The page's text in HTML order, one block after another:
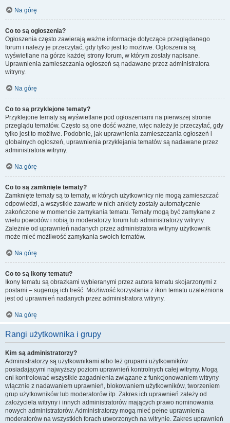
Na górę
Co to są ogłoszenia?
Ogłoszenia często zawierają ważne informacje dotyczące przeglądanego
forum i należy je przeczytać, gdy tylko jest to możliwe. Ogłoszenia są
wyświetlane na górze każdej strony forum, w którym zostały napisane.
Uprawnienia zamieszczania ogłoszeń są nadawane przez administratora
witryny.
Na górę
Co to są przyklejone tematy?
Przyklejone tematy są wyświetlane pod ogłoszeniami na pierwszej stronie
przeglądu tematów. Często są one dość ważne, więc należy je przeczytać, gdy
tylko jest to możliwe. Podobnie, jak uprawnienia zamieszczania ogłoszeń i
globalnych ogłoszeń, uprawnienia przyklejania tematów są nadawane przez
administratora witryny.
Na górę
Co to są zamknięte tematy?
Zamknięte tematy są to tematy, w których użytkownicy nie mogą zamieszczać
odpowiedzi, a wszystkie zawarte w nich ankiety zostały automatycznie
zakończone w momencie zamykania tematu. Tematy mogą być zamykane z
wielu powodów i robią to moderatorzy forum lub administratorzy witryny.
Zależnie od uprawnień nadanych przez administratora witryny użytkownik
może mieć możliwość zamykania swoich tematów.
Na górę
Co to są ikony tematu?
Ikony tematu są obrazkami wybieranymi przez autora tematu skojarzonymi z
postami – sugerują ich treść. Możliwość korzystania z ikon tematu uzależniona
jest od uprawnień nadanych przez administratora witryny.
Na górę
Rangi użytkownika i grupy
Kim są administratorzy?
Administratorzy są użytkownikami albo też grupami użytkowników
posiadającymi najwyższy poziom uprawnień kontrolnych całej witryny. Mogą
oni kontrolować wszystkie zagadnienia związane z funkcjonowaniem witryny
włącznie z nadawaniem uprawnień, blokowaniem użytkowników, tworzeniem
grup użytkowników lub moderatorów itp. Zakres ich uprawnień zależy od
założyciela witryny i innych administratorów mających prawo nominowania
nowych administratorów. Administratorzy mogą mieć pełne uprawnienia
moderatorów na wszystkich forach utworzonych na witrynie. Zakres uprawnień